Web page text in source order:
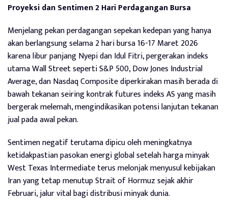
Proyeksi dan Sentimen 2 Hari Perdagangan Bursa
Menjelang pekan perdagangan sepekan kedepan yang hanya
akan berlangsung selama 2 hari bursa 16-17 Maret 2026
karena libur panjang Nyepi dan Idul Fitri, pergerakan indeks
utama Wall Street seperti S&P 500, Dow Jones Industrial
Average, dan Nasdaq Composite diperkirakan masih berada di
bawah tekanan seiring kontrak futures indeks AS yang masih
bergerak melemah, mengindikasikan potensi lanjutan tekanan
jual pada awal pekan.
Sentimen negatif terutama dipicu oleh meningkatnya
ketidakpastian pasokan energi global setelah harga minyak
West Texas Intermediate terus melonjak menyusul kebijakan
Iran yang tetap menutup Strait of Hormuz sejak akhir
Februari, jalur vital bagi distribusi minyak dunia.